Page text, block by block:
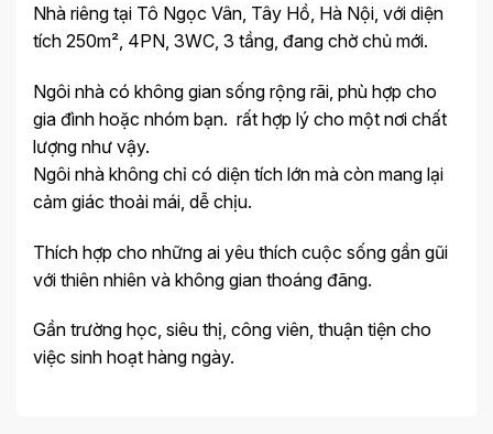
Nhà riêng tại Tô Ngọc Vân, Tây Hồ, Hà Nội, với diện
tích 250m², 4PN, 3WC, 3 tầng, đang chờ chủ mới.
Ngôi nhà có không gian sống rộng rãi, phù hợp cho
gia đình hoặc nhóm bạn. rất hợp lý cho một nơi chất
lượng như vậy.
Ngôi nhà không chỉ có diện tích lớn mà còn mang lại
cảm giác thoải mái, dễ chịu.
Thích hợp cho những ai yêu thích cuộc sống gần gũi
với thiên nhiên và không gian thoáng đãng.
Gần trường học, siêu thị, công viên, thuận tiện cho
việc sinh hoạt hàng ngày.